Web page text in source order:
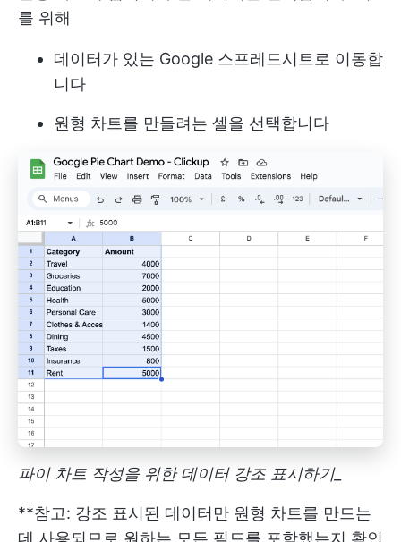
를 위해
데이터가 있는 Google 스프레드시트로 이동합
니다
원형 차트를 만들려는 셀을 선택합니다
파이 차트 작성을 위한 데이터 강조 표시하기_
**참고: 강조 표시된 데이터만 원형 차트를 만드는
데 사용되므로 원하는 모든 필드를 포함했는지 확인